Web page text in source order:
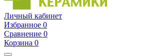
Личный кабинет
Избранное 0
Сравнение 0
Корзина 0